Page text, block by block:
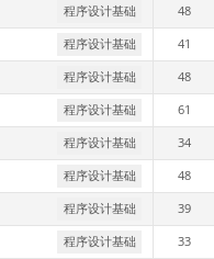
程序设计基础 48
程序设计基础 41
程序设计基础 48
程序设计基础 61
程序设计基础 34
程序设计基础 48
程序设计基础 39
程序设计基础 33